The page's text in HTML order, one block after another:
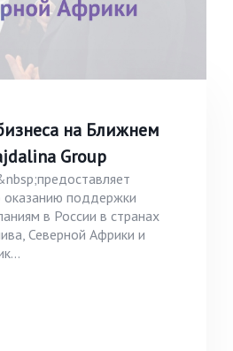
на Ближнем
Group
оказанию поддержки
в России в странах
Северной Африки и